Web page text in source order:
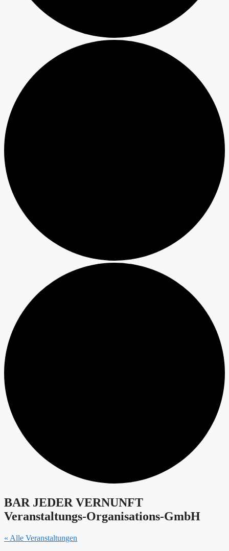
BAR JEDER VERNUNFT
Veranstaltungs-Organisations-GmbH
« Alle Veranstaltungen